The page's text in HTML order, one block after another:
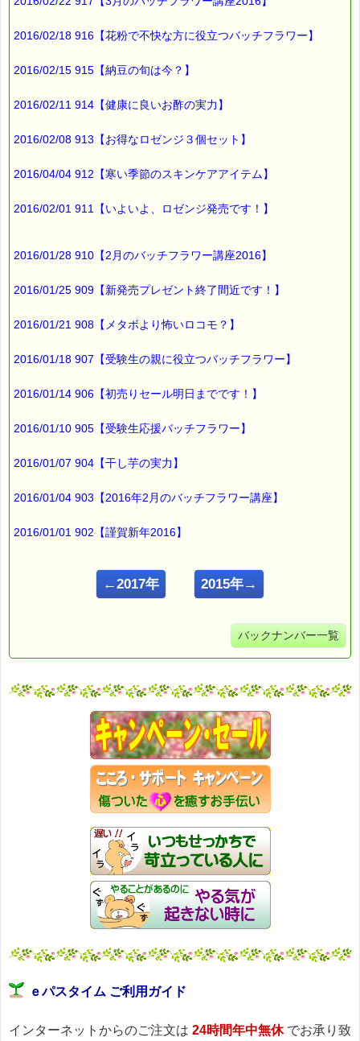
2016/02/18 916【花粉で不快な方に役立つバッチフラワー】
2016/02/15 915【納豆の旬は今？】
2016/02/11 914【健康に良いお酢の実力】
2016/02/08 913【お得なロゼンジ３個セット】
2016/04/04 912【寒い季節のスキンケアアイテム】
2016/02/01 911【いよいよ、ロゼンジ発売です！】
2016/01/28 910【2月のバッチフラワー講座2016】
2016/01/25 909【新発売プレゼント終了間近です！】
2016/01/21 908【メタボより怖いロコモ？】
2016/01/18 907【受験生の親に役立つバッチフラワー】
2016/01/14 906【初売りセール明日までです！】
2016/01/10 905【受験生応援バッチフラワー】
2016/01/07 904【干し芋の実力】
2016/01/04 903【2016年2月のバッチフラワー講座】
2016/01/01 902【謹賀新年2016】
←2017年 2015年→
バックナンバー一覧
ｅパスタイム ご利用ガイド
インターネットからのご注文は 24時間年中無休でお承り致